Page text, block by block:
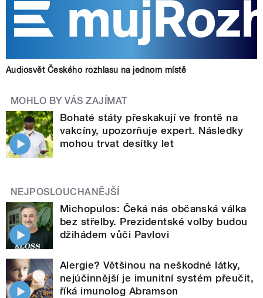
Audiosvět Českého rozhlasu na jednom místě
MOHLO BY VÁS ZAJÍMAT
Bohaté státy přeskakují ve frontě na
vakcíny, upozorňuje expert. Následky
mohou trvat desítky let
NEJPOSLOUCHANĚJŠÍ
Michopulos: Čeká nás občanská válka
bez střelby. Prezidentské volby budou
džihádem vůči Pavlovi
Alergie? Většinou na neškodné látky,
nejúčinnější je imunitní systém přeučit,
říká imunolog Abramson